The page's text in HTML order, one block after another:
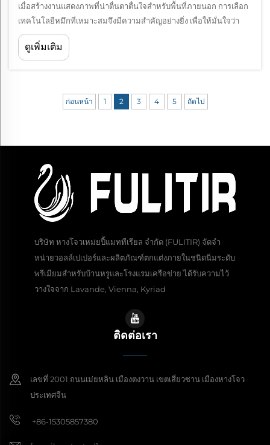
เมื่อสร้างงานแสดงภาพที่น่าตื่นตาตื่นใจสำหรับพื้นที่ภายนอก การเลือก
เทคโนโลยีหมึกที่เหมาะสมจึงมีความสำคัญอย่างยิ่ง เพื่อให้มั่นใจว่า
ภาพจิตรกรรมฝาผนังที่พิมพ์สำหรับใช้งานกลางแจ้งจะคงความสดใสไว้
ได้นานเท่าที่ควร สภาพแวดล้อมภายนอกที่รุนแรงนั้นก่อให้เกิดความ
ดูเพิ่มเติม
ก่อนหน้า 1 2 3 4 5 ถัดไป
บริษัท หางโจวเหม่ยปี้แมททีเรียล จำกัด (FULITIR) จัดจำ
หน่ายวอลล์เปเปอร์และผลิตภัณฑ์ตกแต่งภายในชนิดนิ่มระดับ
พรีเมียมสำหรับบ้านหรูและโรงแรมเครือข่าย ได้รับความไว้
วางใจจาก Lavande, Vienna, Kyriad
ติดต่อเรา
เลขที่ 2001 ถนนเม่ยหลิน เมืองตงวาน เขตเสี่ยวซาน เมืองหางโจว
ประเทศจีน
+86-15305857380